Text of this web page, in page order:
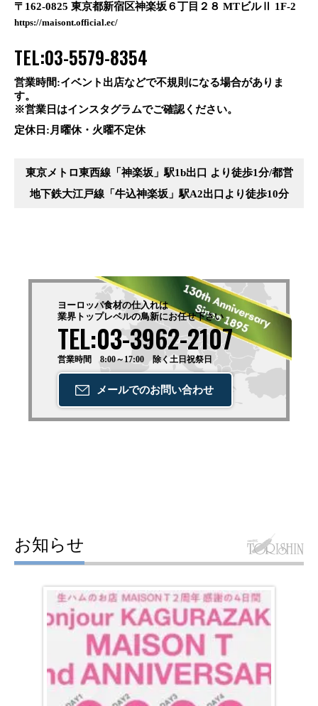
〒162-0825 東京都新宿区神楽坂６丁目２８ MTビルⅡ 1F-2
https://maisont.official.ec/
TEL:03-5579-8354
営業時間:イベント出店などで不規則になる場合がありま
す。
※営業日はインスタグラムでご確認ください。
定休日:月曜休・火曜不定休
東京メトロ東西線「神楽坂」駅1b出口 より徒歩1分/都営
地下鉄大江戸線「牛込神楽坂」駅A2出口より徒歩10分
ヨーロッパ食材の仕入れは
業界トップレベルの鳥新にお任せ下さい
TEL:03-3962-2107
営業時間 8:00～17:00 除く土日祝祭日
メールでのお問い合わせ
お知らせ